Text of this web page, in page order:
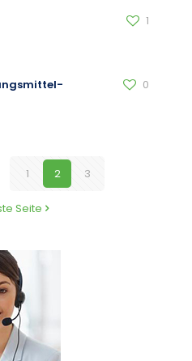
1
0
1 2 3
Seite